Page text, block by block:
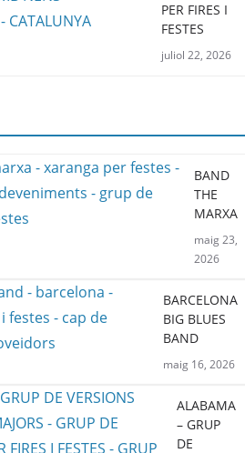
PER FIRES I
FESTES
juliol 22, 2026
BAND
THE
MARXA
maig 23,
2026
BARCELONA
BIG BLUES
BAND
maig 16, 2026
ALABAMA
– GRUP
DE